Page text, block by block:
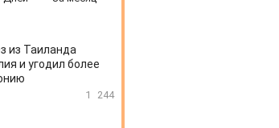
из Таиланда
и угодил более
1 244